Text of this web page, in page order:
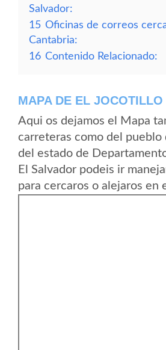
Salvador:
15 Oficinas de correos
Cantabria:
16 Contenido Relacionado:
MAPA DE EL JOCOTILLO
Aqui os dejamos el Mapa
carreteras como del pueblo
del estado de
El Salvador podeis ir
para cercaros o alejaros en